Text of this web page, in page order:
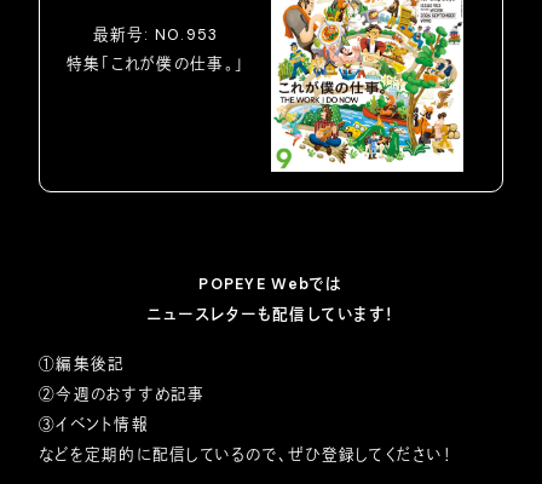
最新号: NO.953
特集「これが僕の仕事。」
POPEYE Webでは
ニュースレターも配信しています！
①編集後記
②今週のおすすめ記事
③イベント情報
などを定期的に配信しているので、ぜひ登録してください！